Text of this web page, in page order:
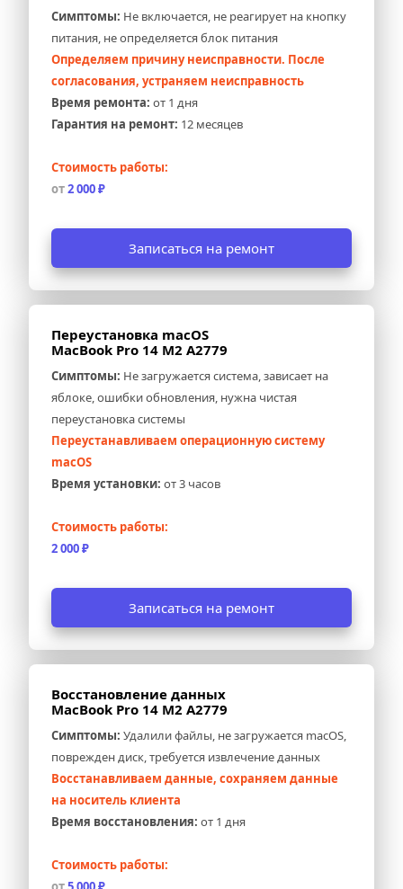
Симптомы: Не включается, не реагирует на кнопку
питания, не определяется блок питания
Определяем причину неисправности. После
согласования, устраняем неисправность
Время ремонта: от 1 дня
Гарантия на ремонт: 12 месяцев
Стоимость работы:
от 2 000 ₽
Записаться на ремонт
Переустановка macOS
MacBook Pro 14 M2 A2779
Симптомы: Не загружается система, зависает на
яблоке, ошибки обновления, нужна чистая
переустановка системы
Переустанавливаем операционную систему
macOS
Время установки: от 3 часов
Стоимость работы:
2 000 ₽
Записаться на ремонт
Восстановление данных
MacBook Pro 14 M2 A2779
Симптомы: Удалили файлы, не загружается macOS,
поврежден диск, требуется извлечение данных
Восстанавливаем данные, сохраняем данные
на носитель клиента
Время восстановления: от 1 дня
Стоимость работы: